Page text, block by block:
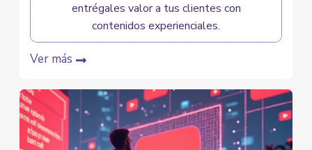
entrégales valor a tus clientes con
contenidos experienciales.
Ver más